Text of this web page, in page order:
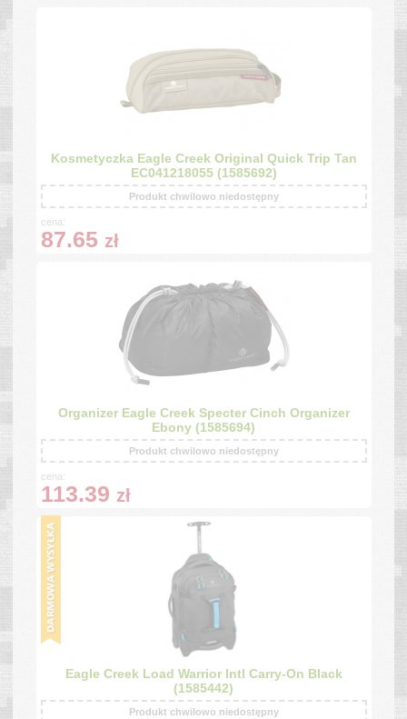
Kosmetyczka Eagle Creek Original Quick Trip Tan
EC041218055 (1585692)
Produkt chwilowo niedostępny
cena:
87.65 zł
Organizer Eagle Creek Specter Cinch Organizer
Ebony (1585694)
Produkt chwilowo niedostępny
cena:
113.39 zł
Eagle Creek Load Warrior Intl Carry-On Black
(1585442)
Produkt chwilowo niedostępny